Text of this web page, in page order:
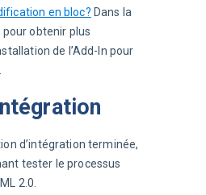
en bloc? Dans la
obtenir plus
de l’Add-In pour
d’intégration terminée,
tester le processus
2.0.